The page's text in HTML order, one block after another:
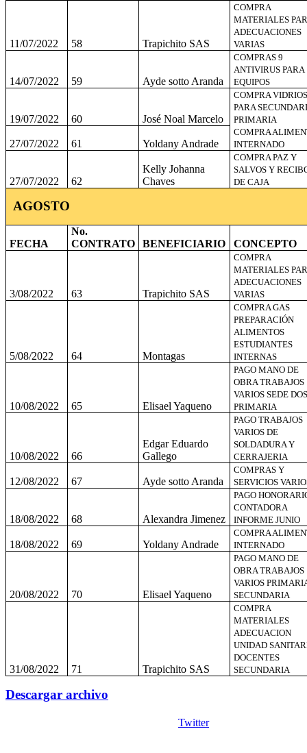
11/07/2022 58 Trapichito SAS
COMPRA
MATERIALES
ADECUACIONES
VARIAS
14/07/2022 59 Ayde sotto Aranda
COMPRAS 9
ANTIVIRUS PARA
EQUIPOS
19/07/2022 60 José Noal Marcelo
COMPRA VIDRIOS
PARA
PRIMARIA
27/07/2022 61 Yoldany Andrade
COMPRA
INTERNADO
27/07/2022 62
Kelly Johanna
Chaves
COMPRA PAZ Y
SALVOS Y
DE CAJA
AGOSTO
FECHA
No.
CONTRATO
BENEFICIARIO CONCEPTO
3/08/2022 63 Trapichito SAS
COMPRA
MATERIALES
ADECUACIONES
VARIAS
5/08/2022 64 Montagas
COMPRA GAS
PREPARACIÓN
ALIMENTOS
ESTUDIANTES
INTERNAS
10/08/2022 65 Elisael Yaqueno
PAGO MANO DE
OBRA TRABAJOS
VARIOS SEDE DOS
PRIMARIA
10/08/2022 66
Edgar Eduardo
Gallego
PAGO TRABAJOS
VARIOS DE
SOLDADURA Y
CERRAJERIA
12/08/2022 67 Ayde sotto Aranda
COMPRAS Y
SERVICIOS
18/08/2022 68 Alexandra Jimenez
PAGO
CONTADORA
INFORME JUNIO
18/08/2022 69 Yoldany Andrade
COMPRA
INTERNADO
20/08/2022 70 Elisael Yaqueno
PAGO MANO DE
OBRA TRABAJOS
VARIOS
SECUNDARIA
31/08/2022 71 Trapichito SAS
COMPRA
MATERIALES
ADECUACION
UNIDAD
DOCENTES
SECUNDARIA
Descargar archivo
Twitter